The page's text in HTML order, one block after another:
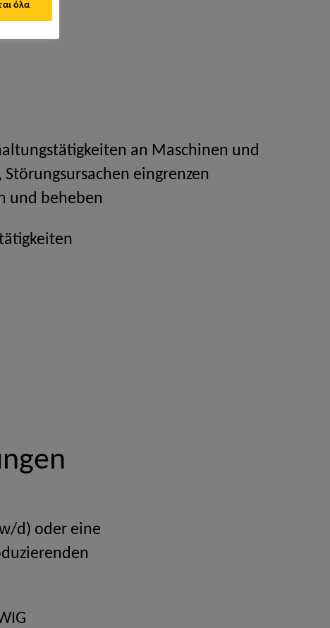
an Maschinen und
Störungsursachen eingrenzen
und beheben
d) oder eine
όλα